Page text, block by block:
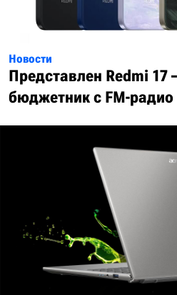
Новости
Представлен Redmi
бюджетник с FM-радио